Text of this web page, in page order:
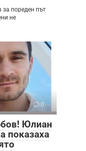
пореден път
не
0
Юлиан
показаха